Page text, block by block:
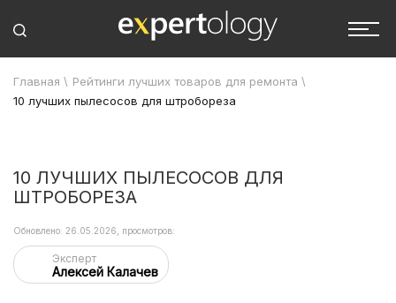
Главная \ Рейтинги лучших товаров для ремонта \
10 лучших пылесосов для штробореза
10 ЛУЧШИХ ПЫЛЕСОСОВ ДЛЯ
ШТРОБОРЕЗА
Эксперт
Алексей Калачев
Обновлено: 26.05.2026, просмотров: